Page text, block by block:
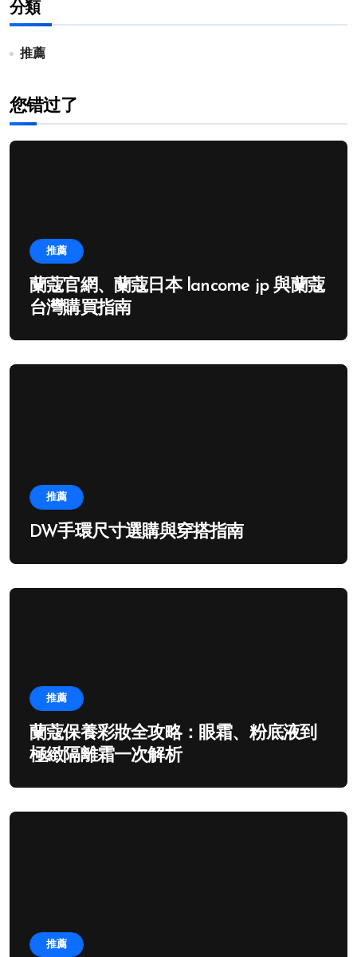
分類
推薦
您错过了
推薦
蘭蔻官網、蘭蔻日本 lancome jp 與蘭蔻
台灣購買指南
推薦
DW手環尺寸選購與穿搭指南
推薦
蘭蔻保養彩妝全攻略：眼霜、粉底液到
極緻隔離霜一次解析
推薦